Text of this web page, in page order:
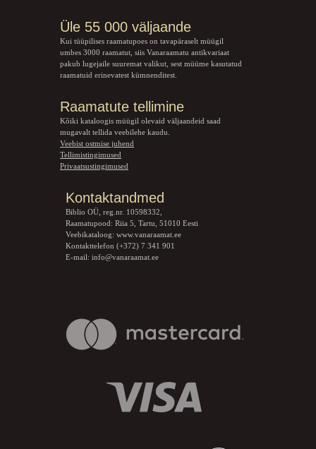
Üle 55 000 väljaande
Kui tüüpilises raamatupoes on tavapäraselt müügil
umbes 3000 raamatut, siis Vanaraamatu antikvariaat
pakub lugejaile suuremat valikut, sest müüme kasutatud
raamatuid erinevatest kümnenditest.
Raamatute tellimine
Kõiki kataloogis müügil olevaid väljaandeid saad
mugavalt tellida veebilehe kaudu.
Veebist ostmise juhend
Tellimistingimused
Privaatsustingimused
Kontaktandmed
Biblio OÜ, reg.nr. 10598332,
Raamatupood: Riia 5, Tartu, 51010 Eesti
Veebikataloog: www.vanaraamat.ee
Kontakttelefon (+372) 7 341 901
E-mail: info@vanaraamat.ee